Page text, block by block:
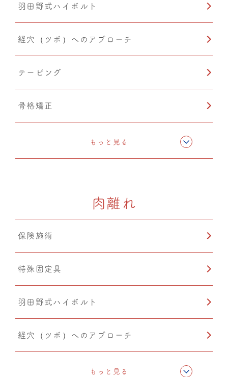
羽田野式ハイボルト
経穴（ツボ）へのアプローチ
テーピング
骨格矯正
CMC筋膜ストレッチ（リリース）
もっと見る
肉離れ
保険施術
特殊固定具
羽田野式ハイボルト
経穴（ツボ）へのアプローチ
もっと見る